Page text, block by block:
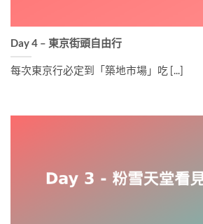
Day 4 – 東京街頭自由行
每次東京行必定到「築地市場」吃 [...]